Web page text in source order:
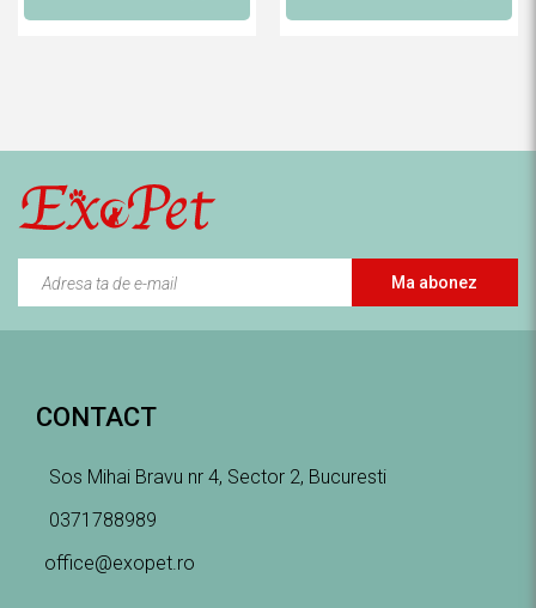
Ma abonez
CONTACT
Sos Mihai Bravu nr 4, Sector 2, Bucuresti
0371788989
office@exopet.ro